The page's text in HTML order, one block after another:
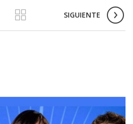
SIGUIENTE